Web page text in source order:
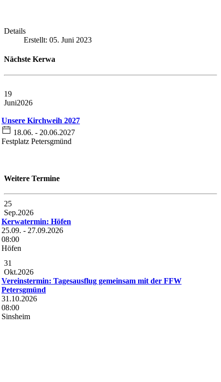
Details
Erstellt: 05. Juni 2023
Nächste Kerwa
19
Juni2026
Unsere Kirchweih 2027
18.06. - 20.06.2027
Festplatz Petersgmünd
Weitere Termine
25
Sep.2026
Kerwatermin: Höfen
25.09. - 27.09.2026
08:00
Höfen
31
Okt.2026
Vereinstermin: Tagesausflug gemeinsam mit der FFW
Petersgmünd
31.10.2026
08:00
Sinsheim